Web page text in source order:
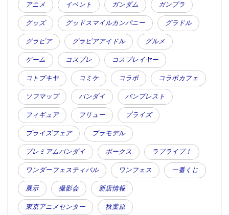
アニメ イベント ガンダム ガンプラ
グッズ グッドスマイルカンパニー グラドル
グラビア グラビアアイドル グルメ
ゲーム コスプレ コスプレイヤー
コトブキヤ コミケ コラボ コラボカフェ
ソフマップ バンダイ バンプレスト
フィギュア フリュー プライズ
プライズフェア プラモデル
プレミアムバンダイ ボークス ラブライブ！
ワンダーフェスティバル ワンフェス 一番くじ
展示 撮影会 新店情報
東京アニメセンター 秋葉原